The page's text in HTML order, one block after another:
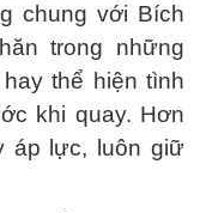
chung với Bích
trong những
thể hiện tình
khi quay. Hơn
áp lực, luôn giữ